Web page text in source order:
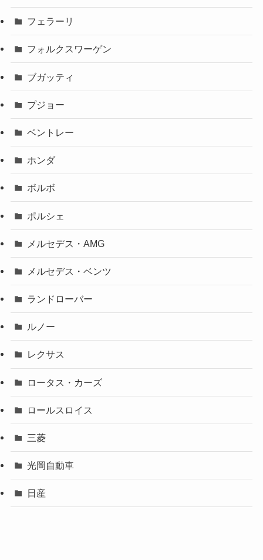
フェラーリ
フォルクスワーゲン
ブガッティ
プジョー
ベントレー
ホンダ
ボルボ
ポルシェ
メルセデス・AMG
メルセデス・ベンツ
ランドローバー
ルノー
レクサス
ロータス・カーズ
ロールスロイス
三菱
光岡自動車
日産